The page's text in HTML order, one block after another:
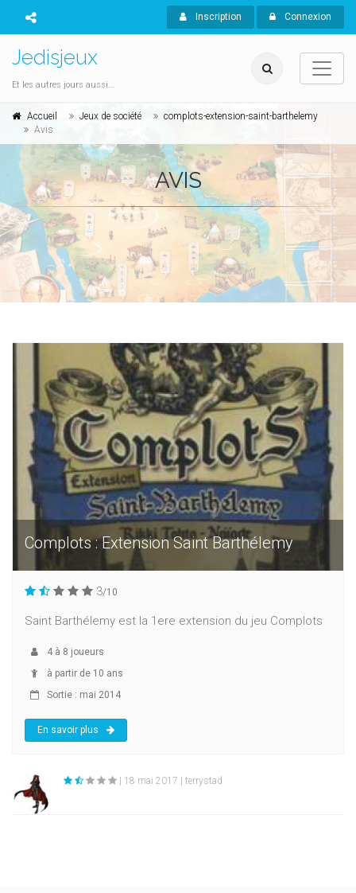
Inscription Connexion
Jedisjeux
Et les autres jours aussi...
Accueil Jeux de société
complots-extension-saint-barthelemy
Avis
AVIS
Complots : Extension Saint Barthélemy
3/10
Saint Barthélemy est la 1ere extension du jeu Complots
4 à 8 joueurs
à partir de 10 ans
Sortie : mai 2014
En savoir plus
| 18 mai 2017 | terrystad